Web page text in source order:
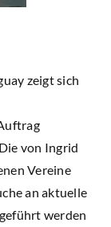
zeigt sich
von Ingrid
Vereine
an aktuelle
werden